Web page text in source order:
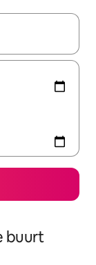
je een keuze
buurt